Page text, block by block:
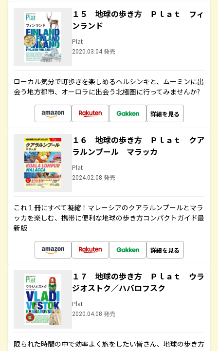
１５ 地球の歩き方 Ｐｌａｔ フィ
ンランド
Plat
2020.03.04 発売
ローカル気分で町歩きを楽しめるヘルシンキと、ムーミンに出
会う地方都市、オーロラに出会う北極圏に行ってみませんか?
詳細を見る
１６ 地球の歩き方 Ｐｌａｔ クア
ラルンプール マラッカ
Plat
2024.02.08 発売
これ１冊にすべて凝縮！マレーシアのクアラルンプールとマラ
ッカを楽しむ、携帯に便利な地球の歩き方コンパクトガイド最
新版
詳細を見る
１７ 地球の歩き方 Ｐｌａｔ ウラ
ジオストク／ハバロフスク
Plat
2020.04.08 発売
限られた時間の中で効率よく旅をしたい皆さん、地球の歩き方